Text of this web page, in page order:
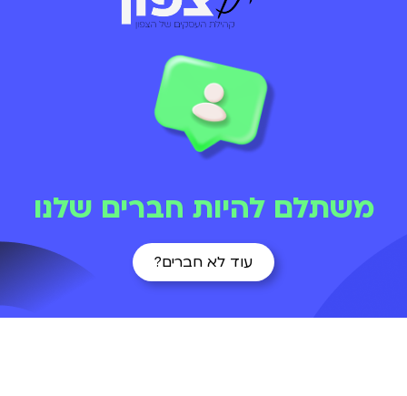
משתלם להיות חברים שלנו
עוד לא חברים?